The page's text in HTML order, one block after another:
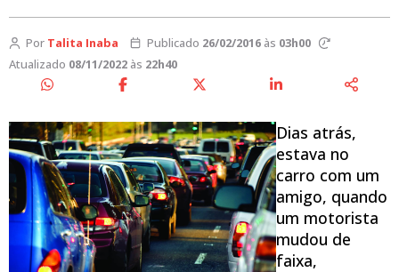
Por Talita Inaba Publicado 26/02/2016às 03h00
Atualizado 08/11/2022 às 22h40
Dias atrás,
estava no
carro com um
amigo, quando
um motorista
mudou de
faixa,